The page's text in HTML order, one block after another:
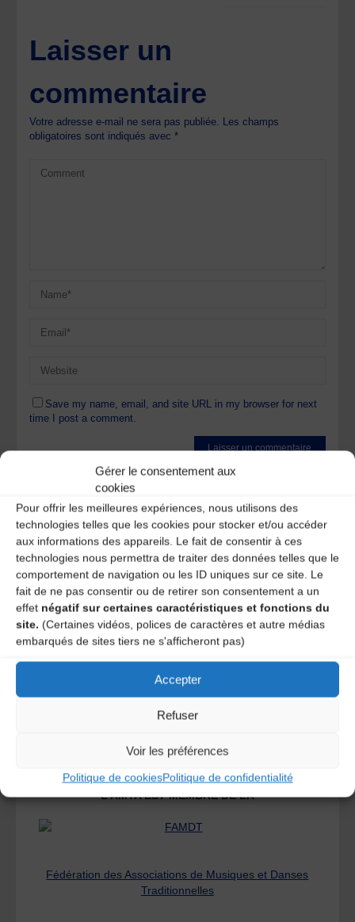
Gérer le consentement aux
cookies
Pour offrir les meilleures expériences, nous utilisons des
technologies telles que les cookies pour stocker et/ou accéder
aux informations des appareils. Le fait de consentir à ces
technologies nous permettra de traiter des données telles que le
comportement de navigation ou les ID uniques sur ce site. Le
fait de ne pas consentir ou de retirer son consentement a un
effet négatif sur certaines caractéristiques et fonctions du
site. (Certaines vidéos, polices de caractères et autre médias
embarqués de sites tiers ne s'afficheront pas)
Accepter
Refuser
Voir les préférences
Politique de cookiesPolitique de confidentialité
Laisser un
commentaire
Votre adresse e-mail ne sera pas publiée. Les champs
obligatoires sont indiqués avec*
Save my name, email, and site URL in my browser for next
time I post a comment.
Ce site utilise Akismet pour réduire les indésirables.
savoir plus sur la façon dont les données de vos
commentaires sont traitées.
A DECOUVRIR :
Le distributeur des musiques Trad'
L’AMTA EST MEMBRE DE LA
Fédération des Associations de Musiques et Danses
Traditionnelles